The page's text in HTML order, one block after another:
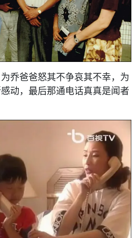
乔爸爸怒其不争哀其不幸，为
动，最后那通电话真真是闻者